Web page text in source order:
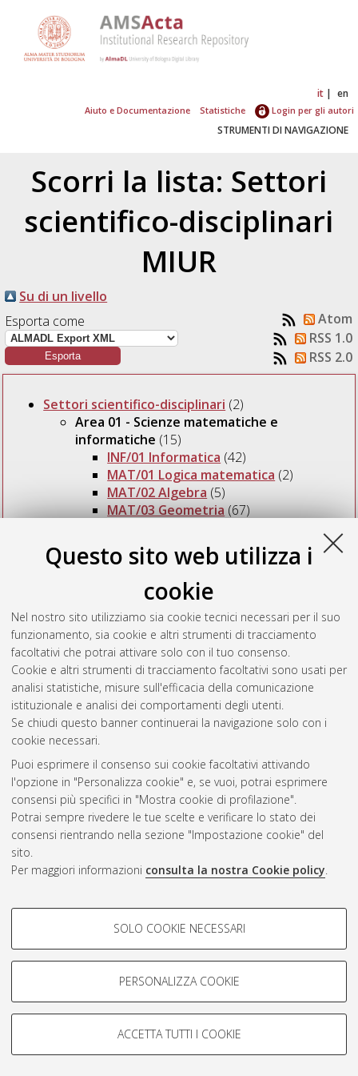
Questo sito web utilizza i
cookie
Nel nostro sito utilizziamo sia cookie tecnici necessari per il suo
funzionamento, sia cookie e altri strumenti di tracciamento
facoltativi che potrai attivare solo con il tuo consenso.
Cookie e altri strumenti di tracciamento facoltativi sono usati per
analisi statistiche, misure sull'efficacia della comunicazione
istituzionale e analisi dei comportamenti degli utenti.
Se chiudi questo banner continuerai la navigazione solo con i
cookie necessari.
Puoi esprimere il consenso sui cookie facoltativi attivando
l'opzione in "Personalizza cookie" e, se vuoi, potrai esprimere
consensi più specifici in "Mostra cookie di profilazione".
Potrai sempre rivedere le tue scelte e verificare lo stato dei
consensi rientrando nella sezione "Impostazione cookie" del
sito.
Per maggiori informazioni consulta la nostra Cookie policy.
COOKIE DI PROFILAZIONE -
Si tratta di cookie utilizzati per analizzare le caratteristiche della
navigazione degli utenti, creare profili in base al loro comportamento
Mostra cookie di profilazione
COOKIE TECNICI - NECESSARI
SOLO COOKIE NECESSARI
PERSONALIZZA COOKIE
ACCETTA TUTTI I COOKIE
it en
Aiuto e Documentazione Statistiche Login per gli autori
STRUMENTI DI NAVIGAZIONE
Scorri la lista: Settori
scientifico-disciplinari
MIUR
Su di un livello
Esporta come
Atom
RSS 1.0
RSS 2.0
Settori scientifico-disciplinari (2)
Area 01 - Scienze matematiche e
informatiche (15)
INF/01 Informatica (42)
MAT/01 Logica matematica (2)
MAT/02 Algebra (5)
MAT/03 Geometria(67)
MAT/06 Probabilità e statistica
matematica(21)
MAT/07 Fisica matematica
MAT/08 Analisi numerica
MAT/09 Ricerca operativa(15)
Numero di documenti a questo livello:0.
Questa lista e' stata generata ilSat Aug 8 20:31:29 2026
CEST
Atom
Rss
2.0
AMS Acta
ISSN: 2038-7954
re3data.org -
doi.org/10.17616/R3P19R
Servizio implementato e
Impostazioni Cookie
repository